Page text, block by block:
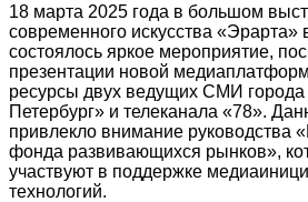
18 марта 2025 года в большом
современного искусства «Эрарта»
состоялось яркое мероприятие,
презентации новой
ресурсы двух ведущих СМИ
Петербург» и телеканала «78».
привлекло внимание руководства
фонда развивающихся рынков»,
участвуют в поддержке
технологий.